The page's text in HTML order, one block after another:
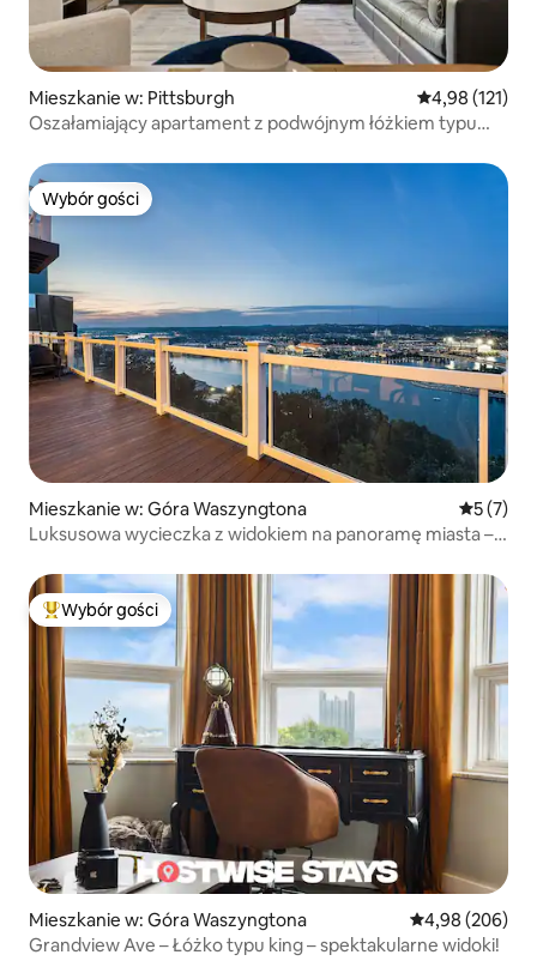
Mieszkanie w: Pittsburgh Średnia
4,98 (121)
Oszałamiający apartament z podwójnym łóżkiem typu
Wybór gości
Wybór gości
Mieszkanie w: Góra Waszyngtona Średnia
5 (7)
Luksusowa wycieczka z widokiem na panoramę miasta –
Najpopularniejsze z kategorii Wybór gości
Wybór gości
Mieszkanie w: Góra Waszyngtona Średnia
4,98 (206)
Grandview Ave – Łóżko typu king – spektakularne widoki!